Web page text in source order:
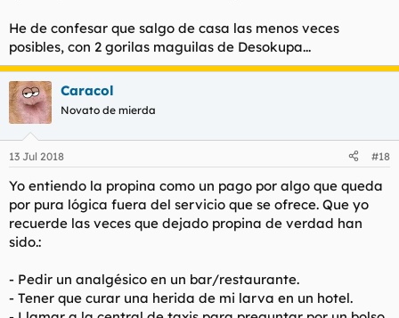
He de confesar que salgo de casa las menos veces
posibles, con 2 gorilas maguilas de Desokupa...
Caracol
Novato de mierda
13 Jul 2018 #18
Yo entiendo la propina como un pago por algo que queda
por pura lógica fuera del servicio que se ofrece. Que yo
recuerde las veces que dejado propina de verdad han
sido.:
- Pedir un analgésico en un bar/restaurante.
- Tener que curar una herida de mi larva en un hotel.